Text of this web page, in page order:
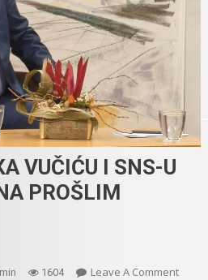
VUČIĆU I SNS-U
PROŠLIM
1604 Leave A CommentOn